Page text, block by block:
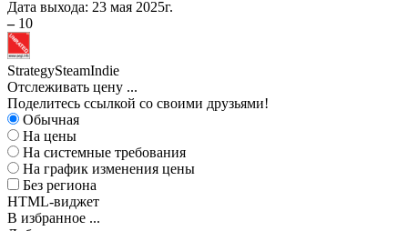
Дата выхода: 23 мая 2025г.
– 10
StrategySteamIndie
Отслеживать цену ...
Поделитесь ссылкой со своими друзьями!
Обычная
На цены
На системные требования
На график изменения цены
Без региона
HTML-виджет
В избранное ...